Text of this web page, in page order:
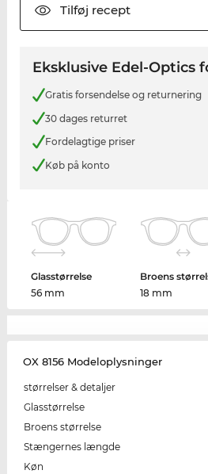
Tilføj recept
Eksklusive Edel-Optics
Gratis forsendelse og returnering
30 dages returret
Fordelagtige priser
Køb på konto
Glasstørrelse
56 mm
Broens
18 mm
OX 8156 Modeloplysninger
størrelser & detaljer
Glasstørrelse
Broens størrelse
Stængernes længde
Køn